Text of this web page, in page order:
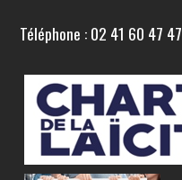
Téléphone : 02 41 60 47 47